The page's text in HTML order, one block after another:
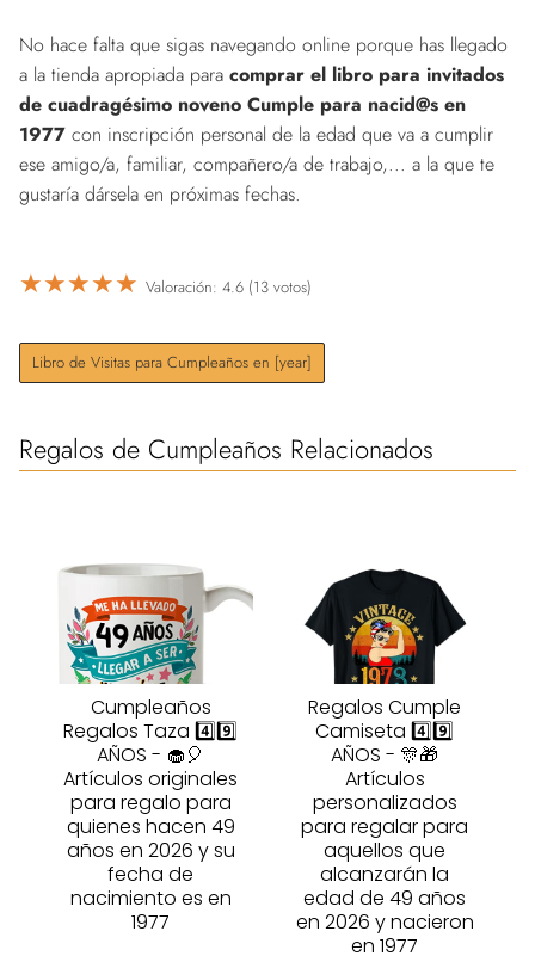
No hace falta que sigas navegando online porque has llegado
a la tienda apropiada para comprar el libro para invitados
de cuadragésimo noveno Cumple para nacid@s en
1977 con inscripción personal de la edad que va a cumplir
ese amigo/a, familiar, compañero/a de trabajo,... a la que te
gustaría dársela en próximas fechas.
★★★★★ Valoración: 4.6 (13 votos)
Libro de Visitas para Cumpleaños en [year]
Regalos de Cumpleaños Relacionados
Cumpleaños
Regalos Taza 4️⃣9️⃣
AÑOS - 🧁🎈
Artículos originales
para regalo para
quienes hacen 49
años en 2026 y su
fecha de
nacimiento es en
1977
Regalos Cumple
Camiseta 4️⃣9️⃣
AÑOS - 🎊🎁
Artículos
personalizados
para regalar para
aquellos que
alcanzarán la
edad de 49 años
en 2026 y nacieron
en 1977